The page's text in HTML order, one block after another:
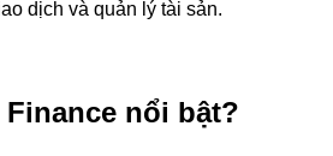
dịch và quản lý tài sản.
nổi bật?